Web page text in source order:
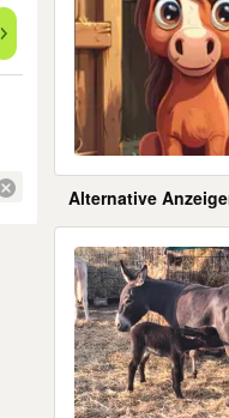
Alternative